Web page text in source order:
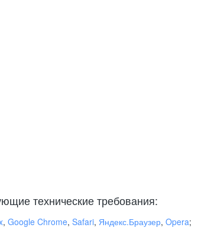
технические требования:
, Google Chrome, Safari, Яндекс.Браузер, Opera;